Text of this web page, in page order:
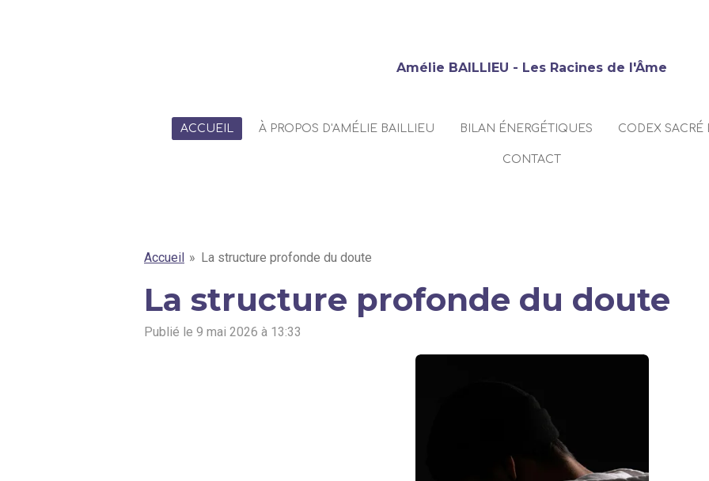
Amélie BAILLIEU - Les Racines de l'Âme
ACCUEIL À PROPOS D'AMÉLIE BAILLIEU BILAN ÉNERGÉTIQUES CODEX SACRÉ
CONTACT
Accueil » La structure profonde du doute
La structure profonde du doute
Publié le 9 mai 2026 à 13:33